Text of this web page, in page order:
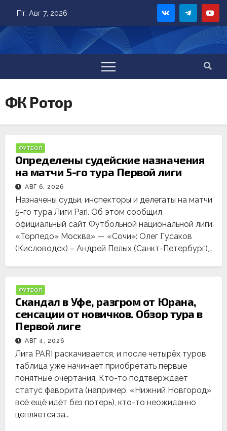
content
Пт. Авг 7, 2026
ФК Ротор
ФУТБОЛ
Определены судейские назначения
на матчи 5-го тура Первой лиги
АВГ 6, 2026
Назначены судьи, инспекторы и делегаты на матчи
5-го тура Лиги Pari. Об этом сообщил
официальный сайт Футбольной национальной лиги.
«Торпедо» Москва» — «Сочи»: Олег Гусаков
(Кисловодск) – Андрей Пелых (Санкт-Петербург),…
ФУТБОЛ
Скандал в Уфе, разгром от Юрана,
сенсации от новичков. Обзор тура в
Первой лиге
АВГ 4, 2026
Лига PARI раскачивается, и после четырёх туров
таблица уже начинает приобретать первые
понятные очертания. Кто-то подтверждает
статус фаворита (например, «Нижний Новгород»
всё ещё идёт без потерь), кто-то неожиданно
цепляется за…